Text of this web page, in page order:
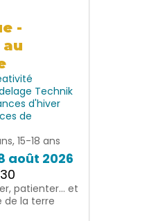
-
Technik
d'hiver
de
15-18 ans
août 2026
patienter… et
de la terre